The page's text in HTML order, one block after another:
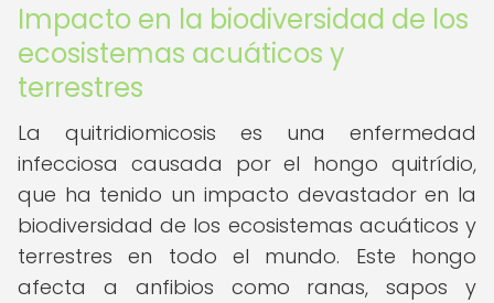
Impacto en la biodiversidad de los
ecosistemas acuáticos y
terrestres
La quitridiomicosis es una enfermedad
infecciosa causada por el hongo quitrídio,
que ha tenido un impacto devastador en la
biodiversidad de los ecosistemas acuáticos y
terrestres en todo el mundo. Este hongo
afecta a anfibios como ranas, sapos y